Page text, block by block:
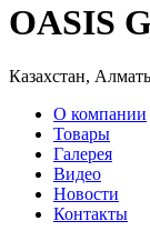
OASIS
Казахстан,
О компании
Товары
Галерея
Видео
Новости
Контакты